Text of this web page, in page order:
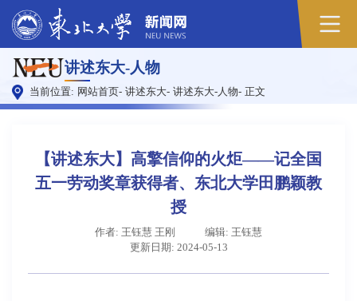
讲述东大-人物
当前位置: 网站首页- 讲述东大- 讲述东大-人物- 正文
【讲述东大】高擎信仰的火炬——记全国
五一劳动奖章获得者、东北大学田鹏颖教
授
作者: 王钰慧 王刚
编辑: 王钰慧
更新日期: 2024-05-13
原